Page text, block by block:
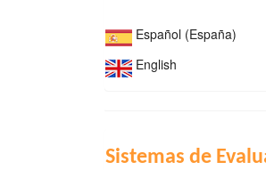
Español (España)
English
INDIZACIÓN
Sistemas de